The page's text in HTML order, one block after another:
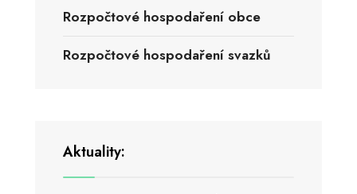
Rozpočtové hospodaření obce
Rozpočtové hospodaření svazků
Aktuality: